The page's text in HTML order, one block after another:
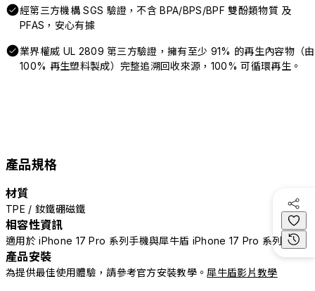
經第三方機構 SGS 驗證，不含 BPA/BPS/BPF 雙酚類物質 及
PFAS，安心有據
業界權威 UL 2809 第三方驗證，擁有至少 91% 的再生內容物（由
100% 再生塑料製成）完整追溯回收來源，100% 可循環再生。
產品規格
材質
TPE / 釹鐵硼磁鐵
相容性資訊
適用於 iPhone 17 Pro 系列手機與犀牛盾 iPhone 17 Pro 系列配件
產品安裝
為提供最佳使用體驗，請參考官方安裝教學。 犀牛盾影片教學